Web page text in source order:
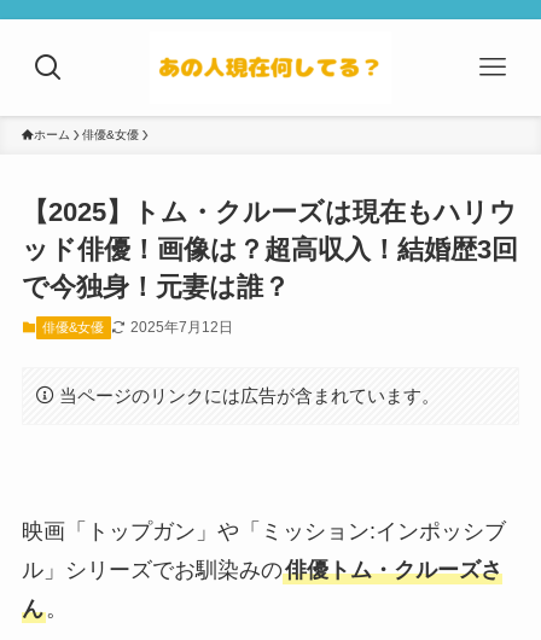
ホーム 俳優&女優
【2025】トム・クルーズは現在もハリウ
ッド俳優！画像は？超高収入！結婚歴3回
で今独身！元妻は誰？
俳優&女優 2025年7月12日
当ページのリンクには広告が含まれています。
映画「トップガン」や「ミッション:インポッシブ
ル」シリーズでお馴染みの俳優トム・クルーズさ
ん。